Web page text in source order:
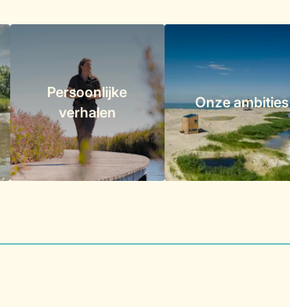
Persoonlijke
verhalen
Onze ambities